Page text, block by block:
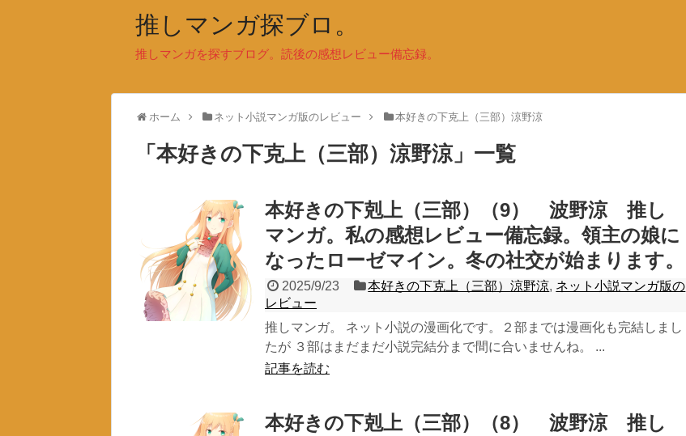
推しマンガ探ブロ。
推しマンガを探すブログ。読後の感想レビュー備忘録。
ホーム ネット小説マンガ版のレビュー 本好きの下克上（三部）涼野涼
「 本好きの下克上（三部）涼野涼」 一覧
本好きの下剋上（三部）（9） 波野涼 推し
マンガ。私の感想レビュー備忘録。領主の娘に
なったローゼマイン。冬の社交が始まります。
2025/9/23 本好きの下克上（三部）涼野涼, ネット小説マンガ版の
レビュー
推しマンガ。 ネット小説の漫画化です。２部までは漫画化も完結しまし
たが ３部はまだまだ小説完結分まで間に合いませんね。 ...
記事を読む
本好きの下剋上（三部）（8） 波野涼 推し